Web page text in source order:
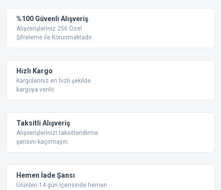
Ürün resmi kalitesiz, bozuk veya görüntülenemiyor.
Ürün açıklamasında eksik bilgiler bulunuyor.
Bu ürüne benzer farklı alternatifler olmalı.
%100 Güvenli Alışveriş
Alışverişleriniz 256 Özel
Şifreleme ile Korunmaktadır.
Hızlı Kargo
Kargolarınız en hızlı şekilde
kargoya verilir
Taksitli Alışveriş
Alışverişlerinizi taksitlendirme
şansını kaçırmayın.
Hemen İade Şansı
Ürünleri 14 gün İçerisinde hemen